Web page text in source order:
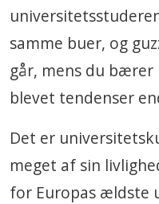
samme buer, og
går, mens du bærer
blevet tendenser
Det er
meget af sin
for Europas ældste